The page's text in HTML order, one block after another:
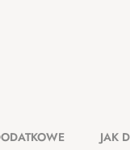
JAK